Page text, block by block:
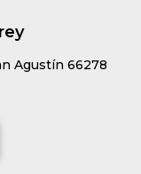
Agustín 66278